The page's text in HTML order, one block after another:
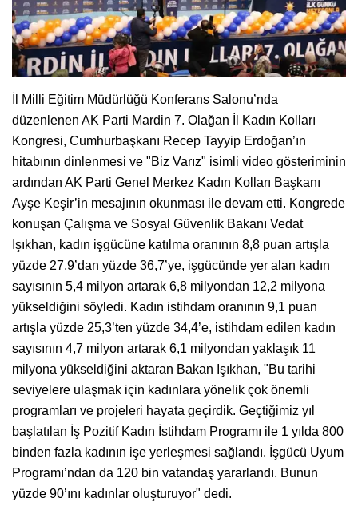
İl Milli Eğitim Müdürlüğü Konferans Salonu’nda
düzenlenen AK Parti Mardin 7. Olağan İl Kadın Kolları
Kongresi, Cumhurbaşkanı Recep Tayyip Erdoğan’ın
hitabının dinlenmesi ve "Biz Varız" isimli video gösteriminin
ardından AK Parti Genel Merkez Kadın Kolları Başkanı
Ayşe Keşir’in mesajının okunması ile devam etti. Kongrede
konuşan Çalışma ve Sosyal Güvenlik Bakanı Vedat
Işıkhan, kadın işgücüne katılma oranının 8,8 puan artışla
yüzde 27,9’dan yüzde 36,7’ye, işgücünde yer alan kadın
sayısının 5,4 milyon artarak 6,8 milyondan 12,2 milyona
yükseldiğini söyledi. Kadın istihdam oranının 9,1 puan
artışla yüzde 25,3’ten yüzde 34,4’e, istihdam edilen kadın
sayısının 4,7 milyon artarak 6,1 milyondan yaklaşık 11
milyona yükseldiğini aktaran Bakan Işıkhan, "Bu tarihi
seviyelere ulaşmak için kadınlara yönelik çok önemli
programları ve projeleri hayata geçirdik. Geçtiğimiz yıl
başlatılan İş Pozitif Kadın İstihdam Programı ile 1 yılda 800
binden fazla kadının işe yerleşmesi sağlandı. İşgücü Uyum
Programı’ndan da 120 bin vatandaş yararlandı. Bunun
yüzde 90’ını kadınlar oluşturuyor" dedi.